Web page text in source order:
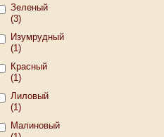
Зеленый
(3)
Изумрудный
(1)
Красный
(1)
Лиловый
(1)
Малиновый